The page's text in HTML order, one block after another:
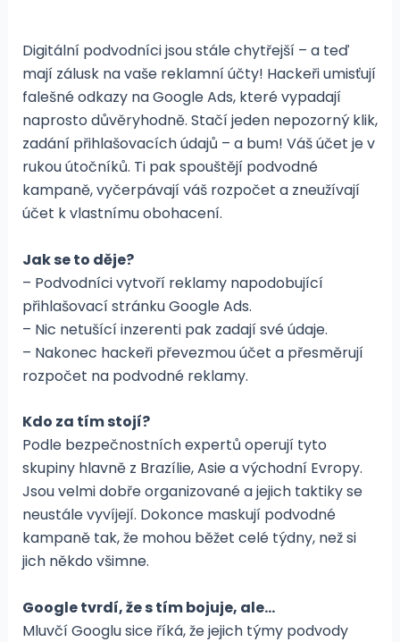
Digitální podvodníci jsou stále chytřejší – a teď
mají zálusk na vaše reklamní účty! Hackeři umisťují
falešné odkazy na Google Ads, které vypadají
naprosto důvěryhodně. Stačí jeden nepozorný klik,
zadání přihlašovacích údajů – a bum! Váš účet je v
rukou útočníků. Ti pak spouštějí podvodné
kampaně, vyčerpávají váš rozpočet a zneužívají
účet k vlastnímu obohacení.
Jak se to děje?
– Podvodníci vytvoří reklamy napodobující
přihlašovací stránku Google Ads.
– Nic netušící inzerenti pak zadají své údaje.
– Nakonec hackeři převezmou účet a přesměrují
rozpočet na podvodné reklamy.
Kdo za tím stojí?
Podle bezpečnostních expertů operují tyto
skupiny hlavně z Brazílie, Asie a východní Evropy.
Jsou velmi dobře organizované a jejich taktiky se
neustále vyvíjejí. Dokonce maskují podvodné
kampaně tak, že mohou běžet celé týdny, než si
jich někdo všimne.
Google tvrdí, že s tím bojuje, ale…
Mluvčí Googlu sice říká, že jejich týmy podvody